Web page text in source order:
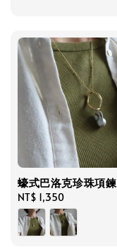
蠔式巴洛克珍珠項鍊
Regular
price
NT$ 1,350